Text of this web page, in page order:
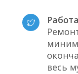
весь